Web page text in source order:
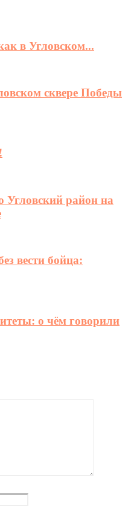
в Угловском...
сквере Победы
Угловский район на
вести бойца:
о чём говорили